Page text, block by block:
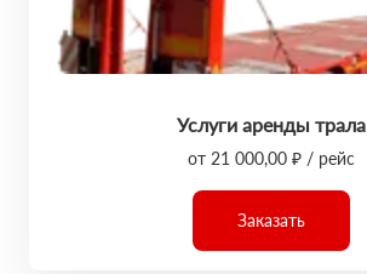
Услуги аренды трала
от 21 000,00 ₽ / рейс
Заказать